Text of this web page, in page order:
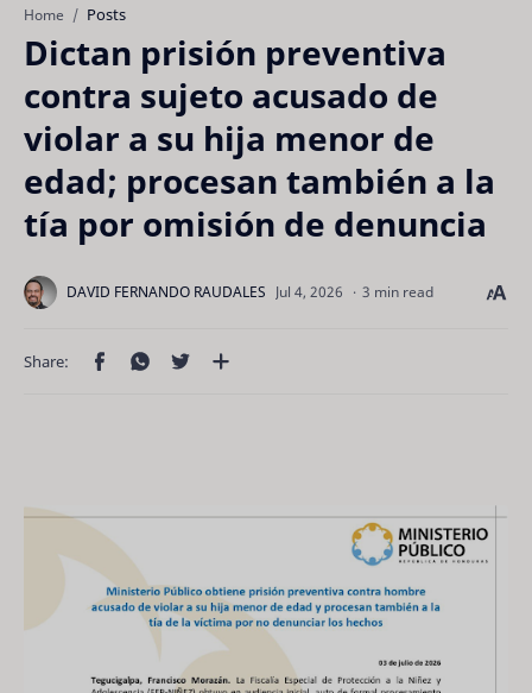
Home Posts
Dictan prisión preventiva
contra sujeto acusado de
violar a su hija menor de
edad; procesan también a la
tía por omisión de denuncia
3 min read